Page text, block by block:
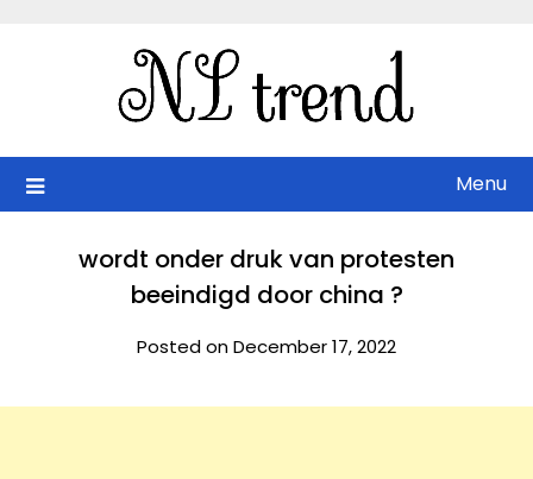
Menu
wordt onder druk van protesten
beeindigd door china ?
Posted on December 17, 2022